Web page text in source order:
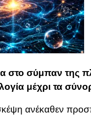
στο σύμπαν της
μέχρι τα
ανέκαθεν